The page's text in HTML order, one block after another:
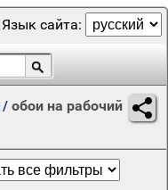
Язык сайта:
/ обои на рабочий